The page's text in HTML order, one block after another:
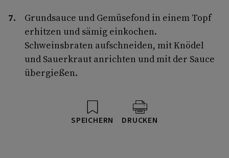
Grundsauce und Gemüsefond in einem Topf
erhitzen und sämig einkochen.
Schweinsbraten aufschneiden, mit Knödel
und Sauerkraut anrichten und mit der Sauce
übergießen.
SPEICHERN DRUCKEN